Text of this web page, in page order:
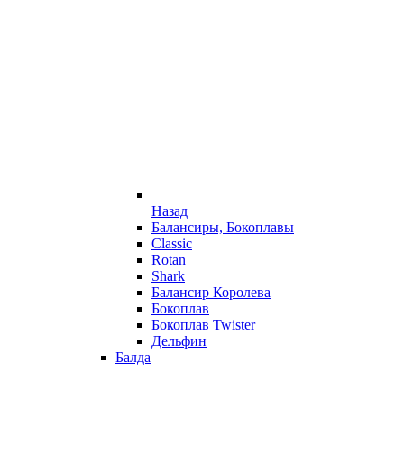
Назад
Балансиры, Бокоплавы
Classic
Rotan
Shark
Балансир Королева
Бокоплав
Бокоплав Twister
Дельфин
Балда